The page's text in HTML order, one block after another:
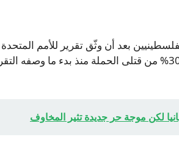
بعد أن وثّق تقرير للأمم
في غزة، وبيّن أن الأطفال شكّلوا نحو 30% من قتلى الحملة منذ بدء
لكن موجة حر جديدة تثير المخاوف